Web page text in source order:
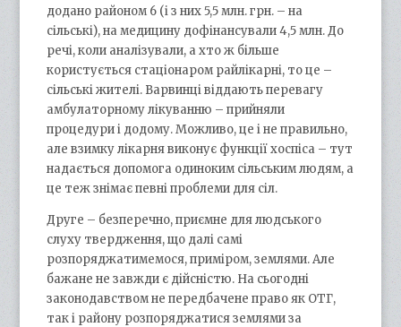
додано районом 6 (і з них 5,5 млн. грн. – на
сільські), на медицину дофінансували 4,5 млн. До
речі, коли аналізували, а хто ж більше
користується стаціонаром райлікарні, то це –
сільські жителі. Варвинці віддають перевагу
амбулаторному лікуванню – прийняли
процедури і додому. Можливо, це і не правильно,
але взимку лікарня виконує функції хоспіса – тут
надається допомога одиноким сільським людям, а
це теж знімає певні проблеми для сіл.
Друге – безперечно, приємне для людського
слуху твердження, що далі самі
розпоряджатимемося, приміром, землями. Але
бажане не завжди є дійсністю. На сьогодні
законодавством не передбачене право як ОТГ,
так і району розпоряджатися землями за